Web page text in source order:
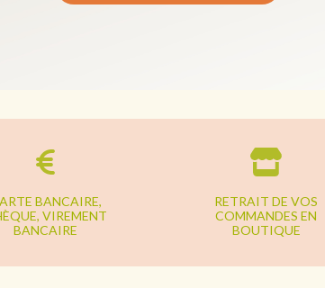
BANCAIRE,
VIREMENT
BANCAIRE
RETRAIT DE VOS
COMMANDES EN
BOUTIQUE